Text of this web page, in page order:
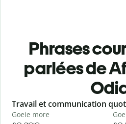
Phrases
parlées de
Slide 1 of 6
Travail et communication
Goeie more